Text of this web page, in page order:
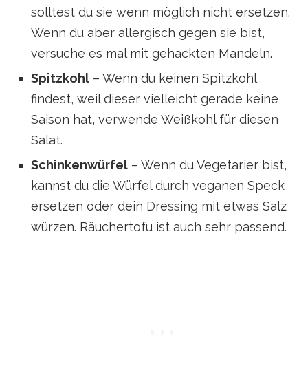
solltest du sie wenn möglich nicht ersetzen.
Wenn du aber allergisch gegen sie bist,
versuche es mal mit gehackten Mandeln.
Spitzkohl – Wenn du keinen Spitzkohl
findest, weil dieser vielleicht gerade keine
Saison hat, verwende Weißkohl für diesen
Salat.
Schinkenwürfel – Wenn du Vegetarier bist,
kannst du die Würfel durch veganen Speck
ersetzen oder dein Dressing mit etwas Salz
würzen. Räuchertofu ist auch sehr passend.